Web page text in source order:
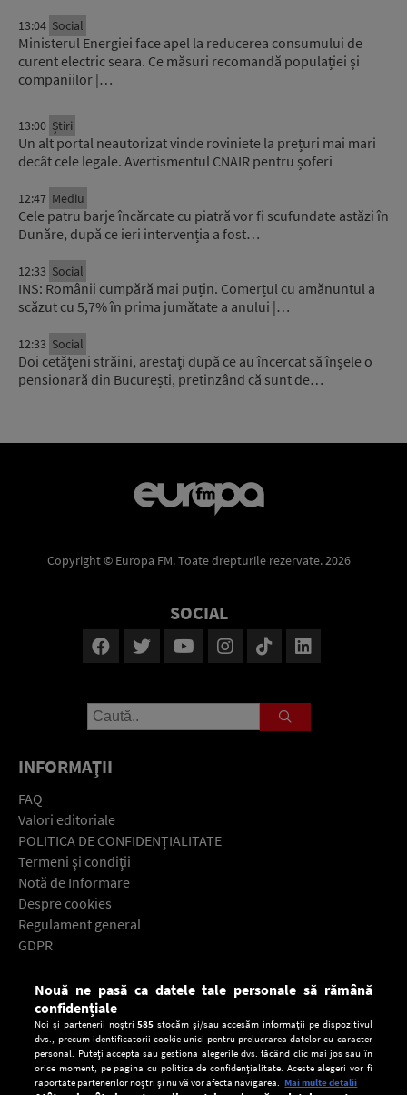
13:04 Social
Ministerul Energiei face apel la reducerea consumului de
curent electric seara. Ce măsuri recomandă populației și
companiilor |…
13:00 Știri
Un alt portal neautorizat vinde roviniete la prețuri mai mari
decât cele legale. Avertismentul CNAIR pentru șoferi
12:47 Mediu
Cele patru barje încărcate cu piatră vor fi scufundate astăzi în
Dunăre, după ce ieri intervenția a fost…
12:33 Social
INS: Românii cumpără mai puțin. Comerțul cu amănuntul a
scăzut cu 5,7% în prima jumătate a anului |…
12:33 Social
Doi cetățeni străini, arestați după ce au încercat să înșele o
pensionară din București, pretinzând că sunt de…
Copyright © Europa FM. Toate drepturile rezervate. 2026
SOCIAL
INFORMAŢII
FAQ
Valori editoriale
POLITICA DE CONFIDENŢIALITATE
Termeni şi condiţii
Notă de Informare
Despre cookies
Regulament general
GDPR
Descarcă gratuit aplicaţia Europa FM pentru smartphone:
Nouă ne pasă ca datele tale personale să rămână
confidențiale
Noi și partenerii noștri585 stocăm și/sau accesăm informații pe dispozitivul
dvs., precum identificatorii cookie unici pentru prelucrarea datelor cu caracter
personal. Puteți accepta sau gestiona alegerile dvs. făcând clic mai jos sau în
orice moment, pe pagina cu politica de confidențialitate. Aceste alegeri vor fi
raportate partenerilor noștri și nu vă vor afecta navigarea. Mai multe detalii